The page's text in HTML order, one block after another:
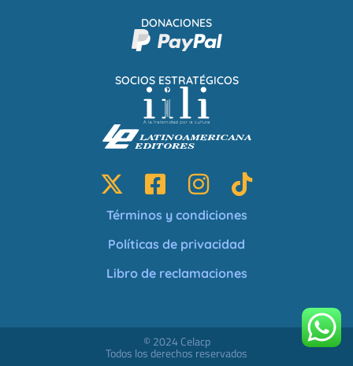
SOCIOS ESTRATÉGICOS
DONACIONES
Términos y condiciones
Políticas de privacidad
Libro de reclamaciones
© 2024 Celacp
Todos los derechos reservados